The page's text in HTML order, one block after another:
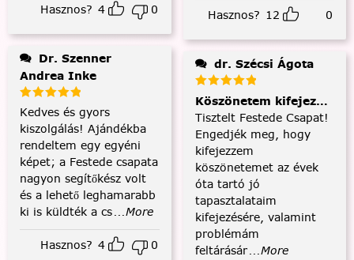
Hasznos? 4 0
Andrea Inke
Kedves és gyors
kiszolgálás! Ajándékba
rendeltem egy egyéni
képet; a Festede csapata
nagyon segítőkész volt
és a lehető leghamarabb
ki is küldték a cs...More
Hasznos? 4 0
Hasznos? 12 0
dr. Szécsi Ágota
Köszönetem kifejezése
Tisztelt Festede Csapat!
Engedjék meg, hogy
kifejezzem
köszönetemet az évek
óta tartó jó
tapasztalataim
kifejezésére, valamint
problémám
feltárásár...More